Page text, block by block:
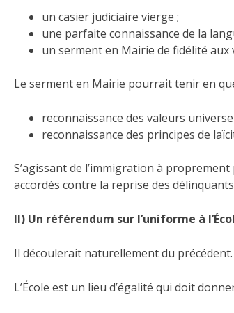
un casier judiciaire vierge ;
une parfaite connaissance de la
un serment en Mairie de fidélité aux
Le serment en Mairie pourrait tenir en
reconnaissance des valeurs
reconnaissance des principes de
S’agissant de l’immigration à
accordés contre la reprise des
II) Un référendum sur l’uniforme à
Il découlerait naturellement du précédent.
L’École est un lieu d’égalité qui doit